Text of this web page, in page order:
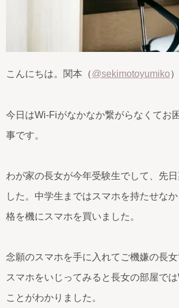
こんにちは。関本（@sekimotoyumiko
今日はWi-Fiがなかなか繋がらなくてお
事です。
わが家の長女が今年受験生でして、先
した。中学生まではスマホを持たせな
格を機にスマホを買いました。
念願のスマホを手に入れてご機嫌の長
スマホをいじってみると長女の部屋で
ことがわかりました。